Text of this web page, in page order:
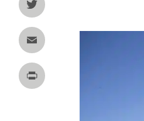
Twitter
Email